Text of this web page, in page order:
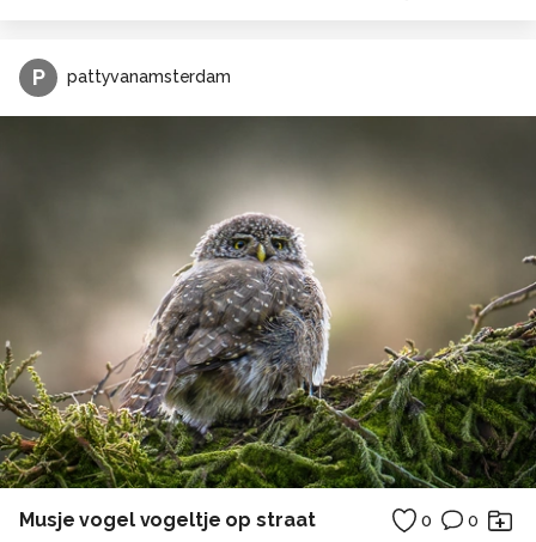
P pattyvanamsterdam
Musje vogel vogeltje op straat 0 0